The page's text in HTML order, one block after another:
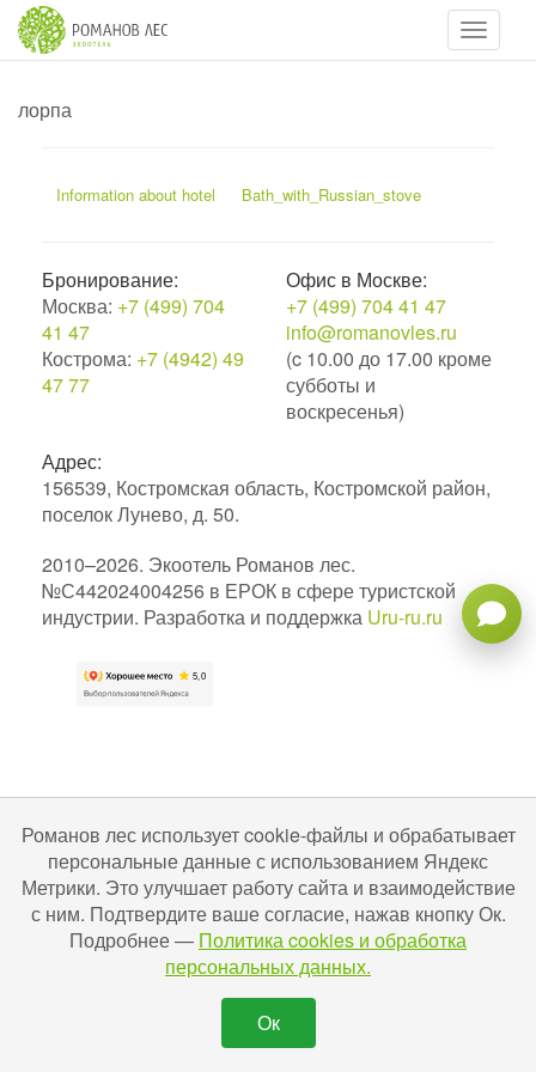
лорпа
Information about hotel Bath_with_Russian_stove
Бронирование:
Москва: +7 (499) 704
41 47
Кострома: +7 (4942) 49
47 77
Офис в Москве:
+7 (499) 704 41 47
info@romanovles.ru
(c 10.00 до 17.00 кроме
субботы и
воскресенья)
Адрес:
156539, Костромская область, Костромской район,
поселок Лунево, д. 50.
2010–2026. Экоотель Романов лес.
№С442024004256 в ЕРОК в сфере туристской
индустрии. Разработка и поддержка Uru-ru.ru
Романов лес использует cookie-файлы и обрабатывает
персональные данные с использованием Яндекс
Метрики. Это улучшает работу сайта и взаимодействие
с ним. Подтвердите ваше согласие, нажав кнопку Ок.
Подробнее — Политика cookies и обработка
персональных данных.
Ок